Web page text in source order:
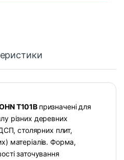
T101B призначені для
різних деревних
столярних плит,
матеріалів. Форма,
заточування